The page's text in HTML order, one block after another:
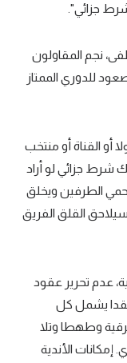
جزائي".
نجم المقاولون
للدوري الممتاز
القناة أو منتخب
شرط جزائي لو أراد
الطرفين ويخلق
القلق الفريق
عدم تحرير عقود
يشمل كل
وطهطا وتلا
الأندية